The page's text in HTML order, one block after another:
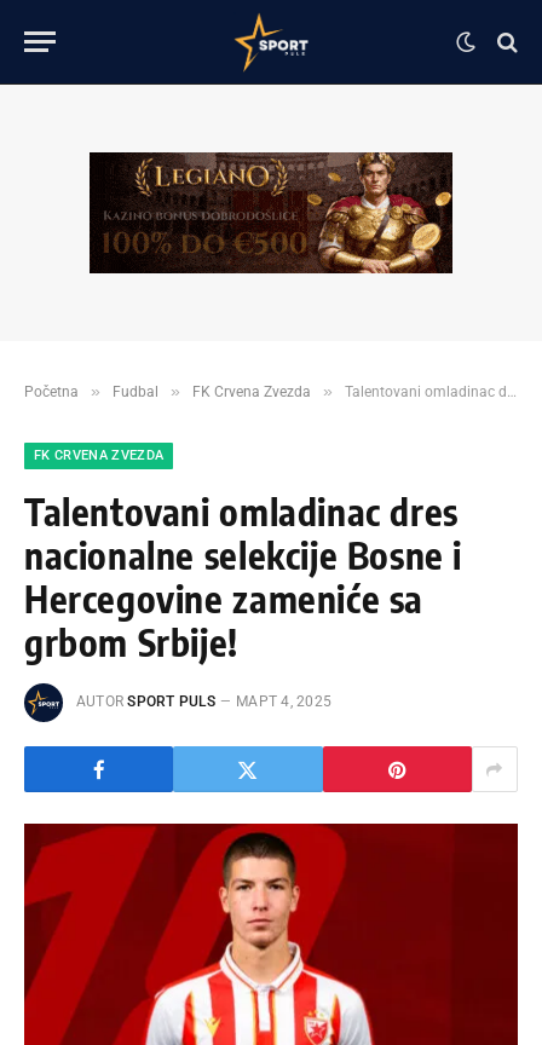
Početna » Fudbal » FK Crvena Zvezda » Talentovani omladinac dres nacionalne selekcije Bosne i Hercegovine zameniće sa grbom Srbije!
FK CRVENA ZVEZDA
Talentovani omladinac dres
nacionalne selekcije Bosne i
Hercegovine zameniće sa
grbom Srbije!
AUTOR SPORT PULS МАРТ 4, 2025